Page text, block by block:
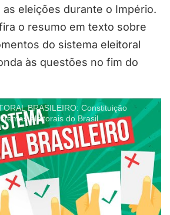
eleições durante o Império.
o resumo em texto sobre
do sistema eleitoral
às questões no fim do
BRASILEIRO: Constituição
eleitorais do Brasil